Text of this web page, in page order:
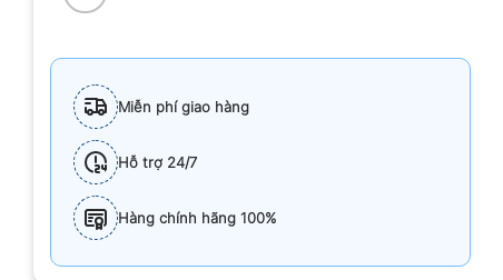
Miễn phí giao hàng
Hỗ trợ 24/7
Hàng chính hãng 100%